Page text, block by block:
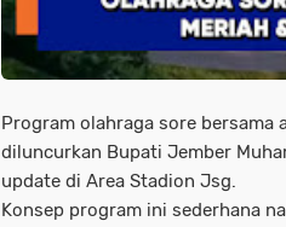
Program olahraga sore bersama
diluncurkan Bupati Jember
update di Area Stadion Jsg.
Konsep program ini sederhana